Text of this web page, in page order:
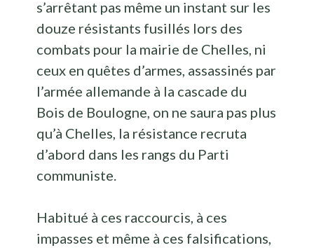
s’arrêtant pas même un instant sur les
douze résistants fusillés lors des
combats pour la mairie de Chelles, ni
ceux en quêtes d’armes, assassinés par
l’armée allemande à la cascade du
Bois de Boulogne, on ne saura pas plus
qu’à Chelles, la résistance recruta
d’abord dans les rangs du Parti
communiste.
Habitué à ces raccourcis, à ces
impasses et même à ces falsifications,